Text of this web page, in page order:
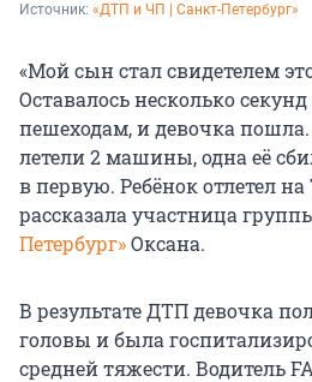
Источник: «ДТП и ЧП | Санкт-Петербург»
«Мой сын стал свидетелем
Оставалось несколько секунд
пешеходам, и девочка
летели 2 машины, одна её
в первую. Ребёнок отлетел на
рассказала участница
Петербург»Оксана.
В результате ДТП девочка
головы и была
средней тяжести. Водитель